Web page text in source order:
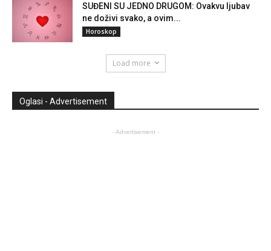
SUĐENI SU JEDNO DRUGOM: Ovakvu ljubav
ne doživi svako, a ovim...
Horoskop
Load more
Oglasi - Advertisement
- Advertisement -